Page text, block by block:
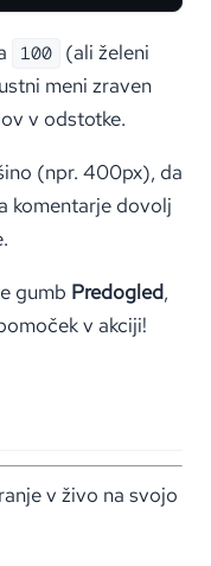
100 (ali želeni
meni zraven
v odstotke.
(npr. 400px), da
komentarje dovolj
gumb Predogled,
v akciji!
v živo na svojo